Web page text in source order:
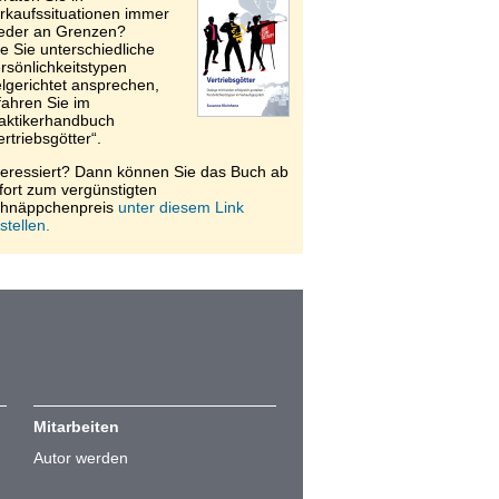
immer
an Grenzen?
Sie unterschiedliche
ansprechen,
Sie im
Dann können Sie das Buch ab
zum vergünstigten
unter diesem Link
Mitarbeiten
Autor werden